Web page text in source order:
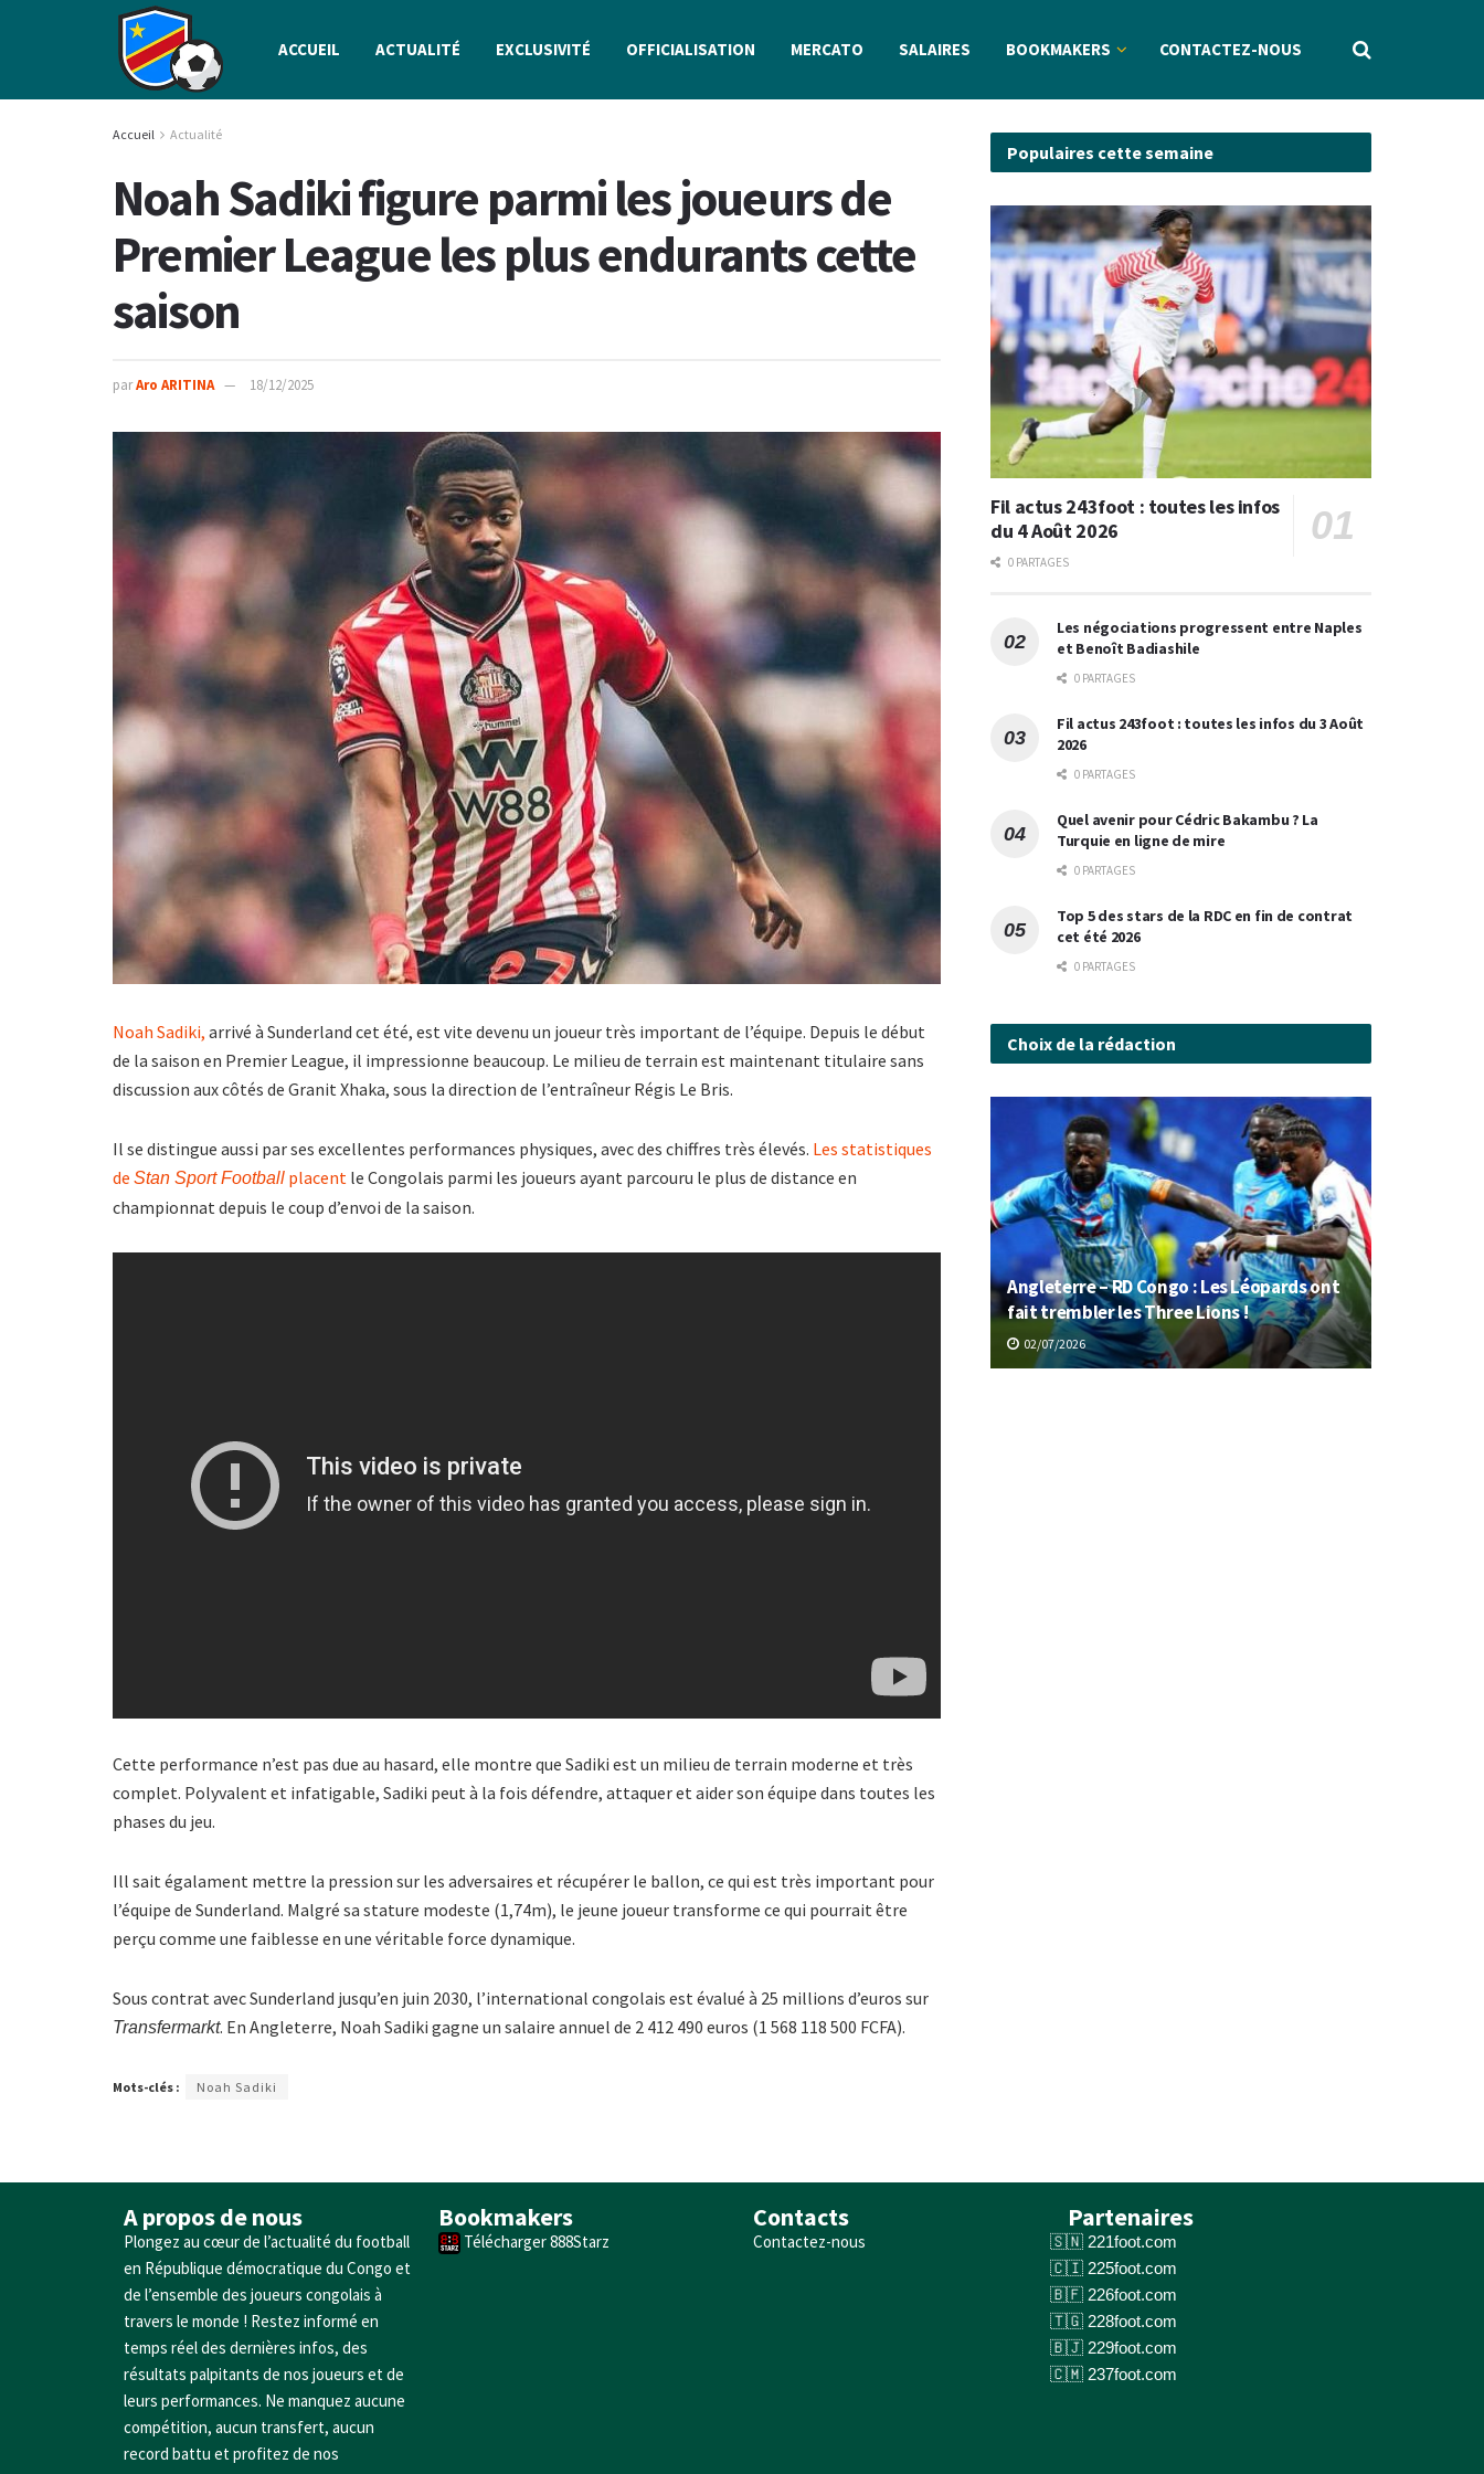
ACCUEIL ACTUALITÉ EXCLUSIVITÉ OFFICIALISATION MERCATO SALAIRES BOOKMAKERS CONTACTEZ-NOUS
Accueil Actualité
Noah Sadiki figure parmi les joueurs de
Premier League les plus endurants cette
saison
parAro ARITINA 18/12/2025
Noah Sadiki, arrivé à Sunderland cet été, est vite devenu un joueur très important de l’équipe. Depuis le début
de la saison en Premier League, il impressionne beaucoup. Le milieu de terrain est maintenant titulaire sans
discussion aux côtés de Granit Xhaka, sous la direction de l’entraîneur Régis Le Bris.
Il se distingue aussi par ses excellentes performances physiques, avec des chiffres très élevés. Les statistiques
de Stan Sport Football placent le Congolais parmi les joueurs ayant parcouru le plus de distance en
championnat depuis le coup d’envoi de la saison.
Cette performance n’est pas due au hasard, elle montre que Sadiki est un milieu de terrain moderne et très
complet. Polyvalent et infatigable, Sadiki peut à la fois défendre, attaquer et aider son équipe dans toutes les
phases du jeu.
Ill sait égalament mettre la pression sur les adversaires et récupérer le ballon, ce qui est très important pour
l’équipe de Sunderland. Malgré sa stature modeste (1,74m), le jeune joueur transforme ce qui pourrait être
perçu comme une faiblesse en une véritable force dynamique.
Sous contrat avec Sunderland jusqu’en juin 2030, l’international congolais est évalué à 25 millions d’euros sur
Transfermarkt. En Angleterre, Noah Sadiki gagne un salaire annuel de 2 412 490 euros (1 568 118 500 FCFA).
Mots-clés : Noah Sadiki
Populaires cette semaine
Fil actus 243foot : toutes les infos
du 4 Août 2026
0 PARTAGES
Les négociations progressent entre Naples
et Benoît Badiashile
0 PARTAGES
Fil actus 243foot : toutes les infos du 3 Août
2026
0 PARTAGES
Quel avenir pour Cédric Bakambu ? La
Turquie en ligne de mire
0 PARTAGES
Top 5 des stars de la RDC en fin de contrat
cet été 2026
0 PARTAGES
Choix de la rédaction
Angleterre – RD Congo : Les Léopards ont
fait trembler les Three Lions !
02/07/2026
A propos de nous
Plongez au cœur de l’actualité du football
en République démocratique du Congo et
de l’ensemble des joueurs congolais à
travers le monde ! Restez informé en
temps réel des dernières infos, des
résultats palpitants de nos joueurs et de
leurs performances. Ne manquez aucune
compétition, aucun transfert, aucun
record battu et profitez de nos
Bookmakers
Télécharger 888Starz
Contacts
Contactez-nous
Partenaires
221foot.com
225foot.com
226foot.com
228foot.com
229foot.com
237foot.com